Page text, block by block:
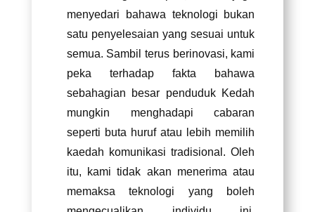
menyedari bahawa teknologi bukan
satu penyelesaian yang sesuai untuk
semua. Sambil terus berinovasi, kami
peka terhadap fakta bahawa
sebahagian besar penduduk Kedah
mungkin menghadapi cabaran
seperti buta huruf atau lebih memilih
kaedah komunikasi tradisional. Oleh
itu, kami tidak akan menerima atau
memaksa teknologi yang boleh